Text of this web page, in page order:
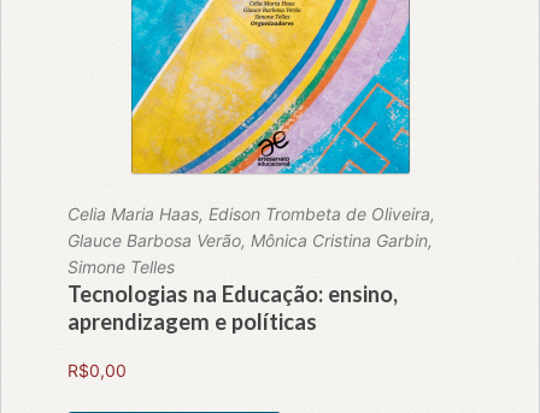
Celia Maria Haas, Edison Trombeta de Oliveira,
Glauce Barbosa Verão, Mônica Cristina Garbin,
Simone Telles
Tecnologias na Educação: ensino,
aprendizagem e políticas
R$0,00